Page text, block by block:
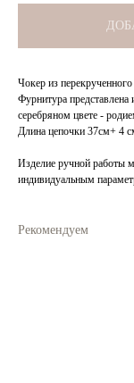
Чокер из
Фурнитура представлена
серебряном цвете -
Длина цепочки 37см+ 4
Изделие ручной работы
индивидуальным
Рекомендуем